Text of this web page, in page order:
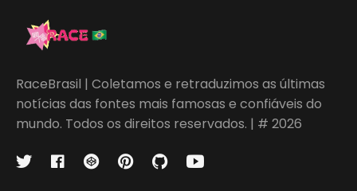
RaceBrasil | Coletamos e retraduzimos as últimas
notícias das fontes mais famosas e confiáveis do
mundo. Todos os direitos reservados. | # 2026